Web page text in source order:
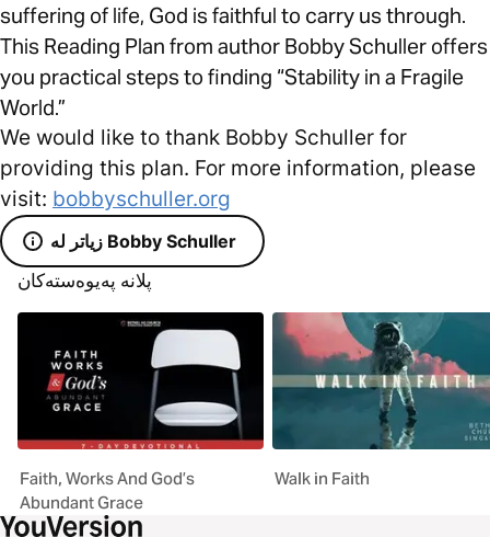
suffering of life, God is faithful to carry us through.
This Reading Plan from author Bobby Schuller offers
you practical steps to finding “Stability in a Fragile
World.”
We would like to thank Bobby Schuller for
providing this plan. For more information, please
visit: bobbyschuller.org
زیاتر لە Bobby Schuller
پلانە پەیوەستەکان
Faith, Works And God’s
Abundant Grace
Walk in Faith